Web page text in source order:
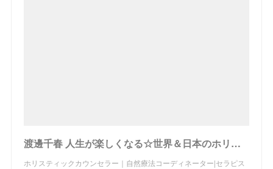
渡邊千春 人生が楽しくなる☆世界＆日本のホリスティックケア最新情報を発信中！
ホリスティックカウンセラー｜自然療法コーディネーター|セラピス